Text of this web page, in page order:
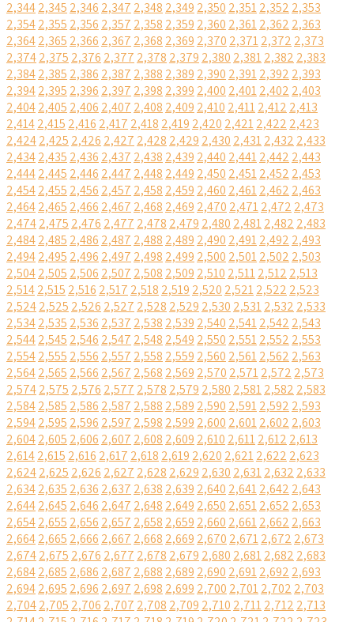
2,3442,345 2,346 2,347 2,348 2,349 2,350 2,3512,352 2,353
2,3542,355 2,356 2,357 2,358 2,359 2,360 2,3612,362 2,363
2,3642,365 2,366 2,367 2,368 2,369 2,370 2,3712,372 2,373
2,3742,375 2,376 2,377 2,378 2,379 2,380 2,3812,382 2,383
2,3842,385 2,386 2,387 2,388 2,389 2,390 2,3912,392 2,393
2,3942,395 2,396 2,397 2,398 2,399 2,400 2,4012,402 2,403
2,4042,405 2,406 2,407 2,408 2,409 2,410 2,4112,412 2,413
2,4142,415 2,416 2,417 2,418 2,419 2,420 2,4212,422 2,423
2,4242,425 2,426 2,427 2,428 2,429 2,430 2,4312,432 2,433
2,4342,435 2,436 2,437 2,438 2,439 2,440 2,4412,442 2,443
2,4442,445 2,446 2,447 2,448 2,449 2,450 2,4512,452 2,453
2,4542,455 2,456 2,457 2,458 2,459 2,460 2,4612,462 2,463
2,4642,465 2,466 2,467 2,468 2,469 2,470 2,4712,472 2,473
2,4742,475 2,476 2,477 2,478 2,479 2,480 2,4812,482 2,483
2,4842,485 2,486 2,487 2,488 2,489 2,490 2,4912,492 2,493
2,4942,495 2,496 2,497 2,498 2,499 2,500 2,5012,502 2,503
2,5042,505 2,506 2,507 2,508 2,509 2,510 2,5112,512 2,513
2,5142,515 2,516 2,517 2,518 2,519 2,520 2,5212,522 2,523
2,5242,525 2,526 2,527 2,528 2,529 2,530 2,5312,532 2,533
2,5342,535 2,536 2,537 2,538 2,539 2,540 2,5412,542 2,543
2,5442,545 2,546 2,547 2,548 2,549 2,550 2,5512,552 2,553
2,5542,555 2,556 2,557 2,558 2,559 2,560 2,5612,562 2,563
2,5642,565 2,566 2,567 2,568 2,569 2,570 2,5712,572 2,573
2,5742,575 2,576 2,577 2,578 2,579 2,580 2,5812,582 2,583
2,5842,585 2,586 2,587 2,588 2,589 2,590 2,5912,592 2,593
2,5942,595 2,596 2,597 2,598 2,599 2,600 2,6012,602 2,603
2,6042,605 2,606 2,607 2,608 2,609 2,610 2,6112,612 2,613
2,6142,615 2,616 2,617 2,618 2,619 2,620 2,6212,622 2,623
2,6242,625 2,626 2,627 2,628 2,629 2,630 2,6312,632 2,633
2,6342,635 2,636 2,637 2,638 2,639 2,640 2,6412,642 2,643
2,6442,645 2,646 2,647 2,648 2,649 2,650 2,6512,652 2,653
2,6542,655 2,656 2,657 2,658 2,659 2,660 2,6612,662 2,663
2,6642,665 2,666 2,667 2,668 2,669 2,670 2,6712,672 2,673
2,6742,675 2,676 2,677 2,678 2,679 2,680 2,6812,682 2,683
2,6842,685 2,686 2,687 2,688 2,689 2,690 2,6912,692 2,693
2,6942,695 2,696 2,697 2,698 2,699 2,700 2,7012,702 2,703
2,7042,705 2,706 2,707 2,708 2,709 2,710 2,7112,712 2,713